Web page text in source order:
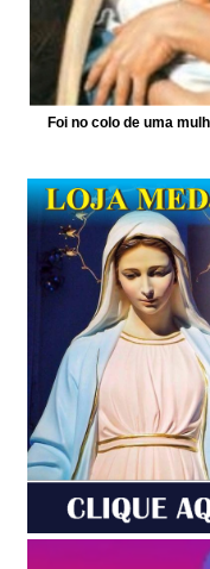
Foi no colo de uma